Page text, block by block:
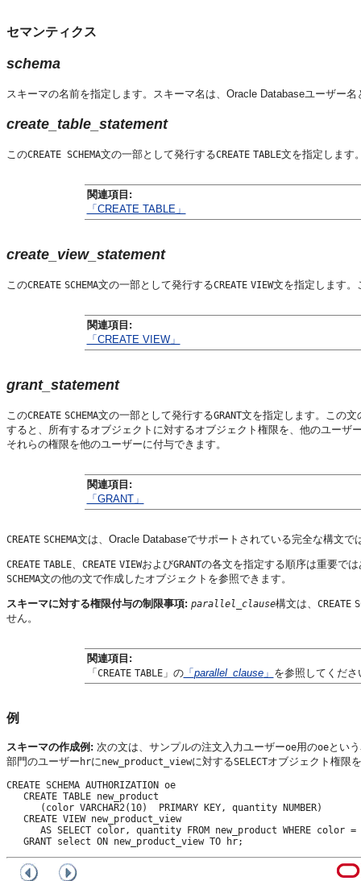
セマンティクス
schema
スキーマの名前を指定します。スキーマ名は、Oracle Databaseユーザー
create_table_statement
このCREATE SCHEMA文の一部として発行するCREATE TABLE文を指定します
関連項目:
「CREATE TABLE」
create_view_statement
このCREATE SCHEMA文の一部として発行するCREATE VIEW文を指定します。
関連項目:
「CREATE VIEW」
grant_statement
このCREATE SCHEMA文の一部として発行するGRANT文を指定します。この
すると、所有するオブジェクトに対するオブジェクト権限を、他のユーザ
それらの権限を他のユーザーに付与できます。
関連項目:
「GRANT」
CREATE SCHEMA文は、Oracle Databaseでサポートされている完全な構文
CREATE TABLE、 CREATE VIEWおよびGRANTの各文を指定する順序は重要で
SCHEMA文の他の文で作成したオブジェクトを参照できます。
スキーマに対する権限付与の制限事項: parallel_clause構文は、 CREATE
せん。
関連項目:
「 CREATE TABLE」の「 parallel_clause」 を参照してくださ
例
スキーマの作成例: 次の文は、サンプルの注文入力ユーザーoe用のoeとい
部門のユーザー hrにnew_product_viewに対するSELECTオブジェクト権限
CREATE SCHEMA AUTHORIZATION oe
   CREATE TABLE new_product
      (color VARCHAR2(10)  PRIMARY KEY, quantity NUMBER)
   CREATE VIEW new_product_view
AS SELECT color, quantity FROM new_product WHERE color